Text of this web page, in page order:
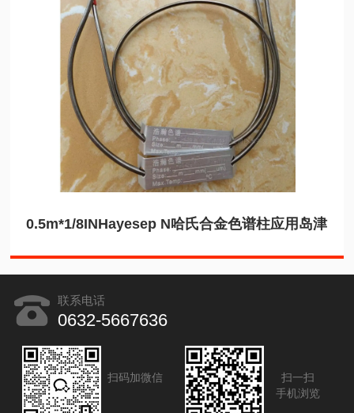
0.5m*1/8INHayesep N哈氏合金色谱柱应用岛津
联系电话
0632-5667636
扫码加微信
扫一扫
手机浏览